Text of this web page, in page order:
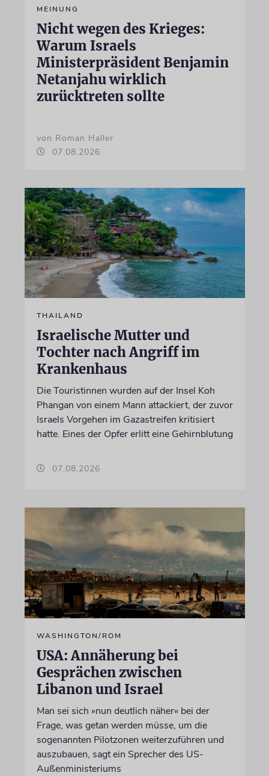
MEINUNG
Nicht wegen des Krieges:
Warum Israels
Ministerpräsident Benjamin
Netanjahu wirklich
zurücktreten sollte
von Roman Haller
07.08.2026
THAILAND
Israelische Mutter und
Tochter nach Angriff im
Krankenhaus
Die Touristinnen wurden auf der Insel Koh
Phangan von einem Mann attackiert, der zuvor
Israels Vorgehen im Gazastreifen kritisiert
hatte. Eines der Opfer erlitt eine Gehirnblutung
07.08.2026
WASHINGTON/ROM
USA: Annäherung bei
Gesprächen zwischen
Libanon und Israel
Man sei sich »nun deutlich näher« bei der
Frage, was getan werden müsse, um die
sogenannten Pilotzonen weiterzuführen und
auszubauen, sagt ein Sprecher des US-
Außenministeriums